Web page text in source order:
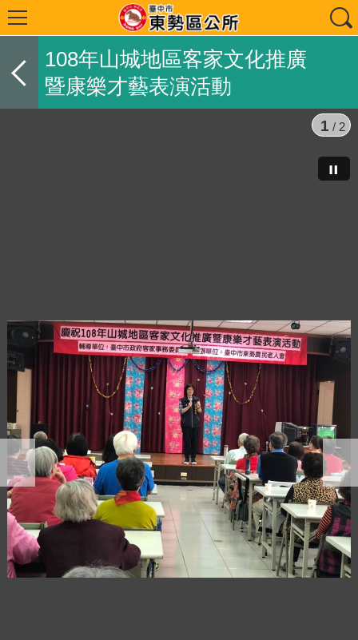
108年山城地區客家文化推廣
暨康樂才藝表演活動
1 / 2